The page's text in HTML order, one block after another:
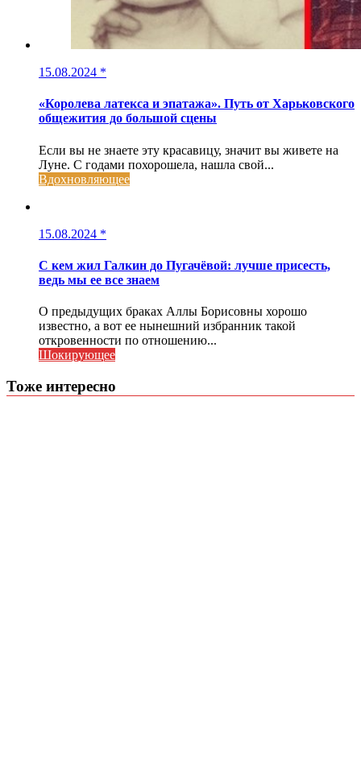
15.08.2024 *
«Королева латекса и эпатажа». Путь от Харьковского
общежития до большой сцены
Если вы не знаете эту красавицу, значит вы живете на
Луне. С годами похорошела, нашла свой...
Вдохновляющее
15.08.2024 *
С кем жил Галкин до Пугачёвой: лучше присесть,
ведь мы ее все знаем
О предыдущих браках Аллы Борисовны хорошо
известно, а вот ее нынешний избранник такой
откровенности по отношению...
Шокирующее
Тоже интересно